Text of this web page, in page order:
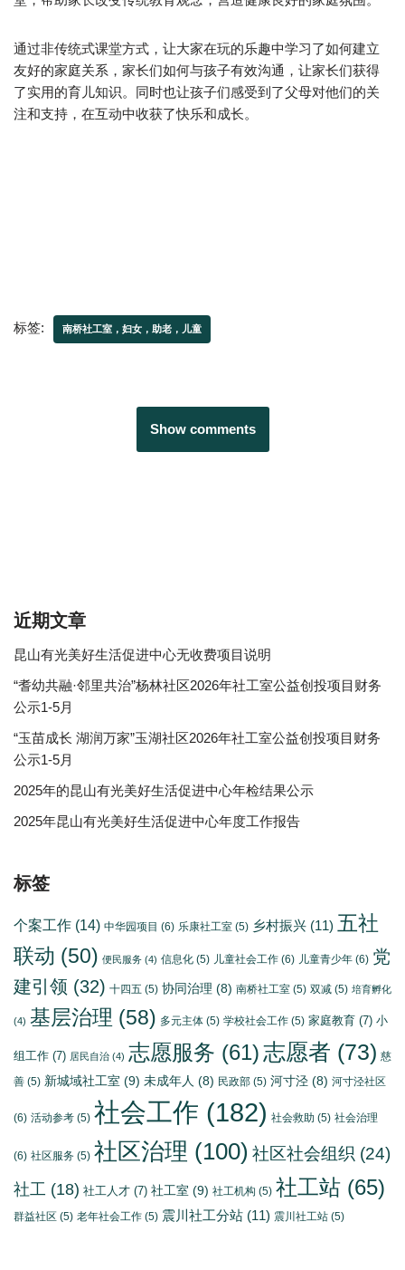
通过非传统式课堂方式，让大家在玩的乐趣中学习了如何建立
友好的家庭关系，家长们如何与孩子有效沟通，让家长们获得
了实用的育儿知识。同时也让孩子们感受到了父母对他们的关
注和支持，在互动中收获了快乐和成长。
标签: 南桥社工室，妇女，助老，儿童
Show comments
近期文章
昆山有光美好生活促进中心无收费项目说明
“耆幼共融·邻里共治”杨林社区2026年社工室公益创投项目财务
公示1-5月
“玉苗成长 湖润万家”玉湖社区2026年社工室公益创投项目财务
公示1-5月
2025年的昆山有光美好生活促进中心年检结果公示
2025年昆山有光美好生活促进中心年度工作报告
标签
个案工作 (14) 中华园项目 (6) 乐康社工室 (5) 乡村振兴 (11) 五社
联动 (50) 便民服务 (4) 信息化 (5) 儿童社会工作 (6) 儿童青少年 (6) 党
建引领 (32) 十四五 (5) 协同治理 (8) 南桥社工室 (5) 双减 (5) 培育孵化
(4) 基层治理 (58) 多元主体 (5) 学校社会工作 (5) 家庭教育 (7) 小
组工作 (7) 居民自治 (4) 志愿服务 (61)志愿者 (73) 慈
善 (5) 新城域社工室 (9) 未成年人 (8) 民政部 (5) 河寸泾 (8) 河寸泾社区
(6) 活动参考 (5) 社会工作 (182) 社会救助 (5) 社会治理
(6) 社区服务 (5) 社区治理 (100) 社区社会组织 (24)
社工 (18) 社工人才 (7) 社工室 (9) 社工机构 (5) 社工站 (65)
群益社区 (5) 老年社会工作 (5) 震川社工分站 (11) 震川社工站 (5)